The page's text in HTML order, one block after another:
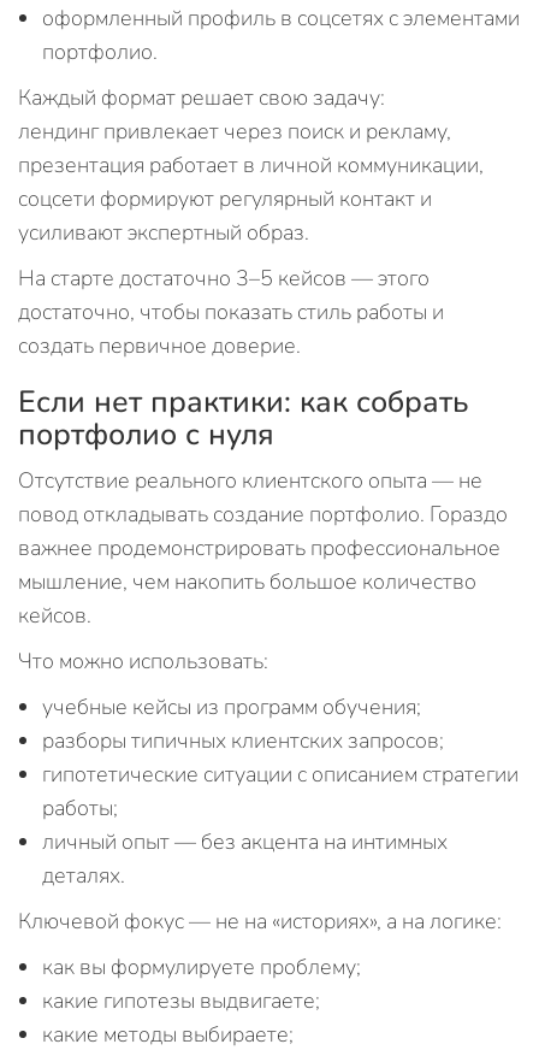
оформленный профиль в соцсетях с элементами
портфолио.
Каждый формат решает свою задачу:
лендинг привлекает через поиск и рекламу,
презентация работает в личной коммуникации,
соцсети формируют регулярный контакт и
усиливают экспертный образ.
На старте достаточно 3–5 кейсов — этого
достаточно, чтобы показать стиль работы и
создать первичное доверие.
Если нет практики: как собрать
портфолио с нуля
Отсутствие реального клиентского опыта — не
повод откладывать создание портфолио. Гораздо
важнее продемонстрировать профессиональное
мышление, чем накопить большое количество
кейсов.
Что можно использовать:
учебные кейсы из программ обучения;
разборы типичных клиентских запросов;
гипотетические ситуации с описанием стратегии
работы;
личный опыт — без акцента на интимных
деталях.
Ключевой фокус — не на «историях», а на логике:
как вы формулируете проблему;
какие гипотезы выдвигаете;
какие методы выбираете;